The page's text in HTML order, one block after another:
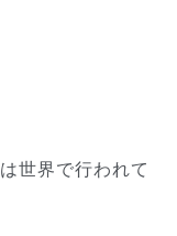
世界で行われて